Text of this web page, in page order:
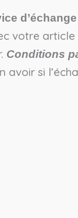
votre article
Conditions
si